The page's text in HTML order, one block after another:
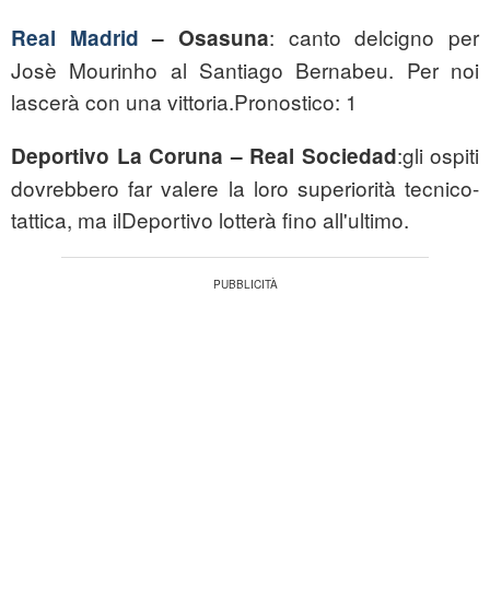
Real Madrid – Osasuna: canto delcigno per
Josè Mourinho al Santiago Bernabeu. Per noi
lascerà con una vittoria.Pronostico: 1
Deportivo La Coruna – Real Sociedad:gli ospiti
dovrebbero far valere la loro superiorità tecnico-
tattica, ma ilDeportivo lotterà fino all'ultimo.